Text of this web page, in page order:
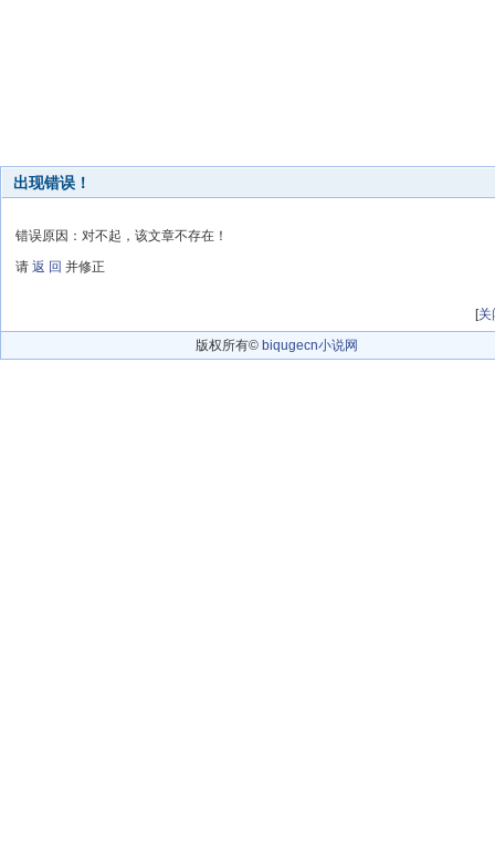
出现错误！
错误原因：对不起，该文章不存在！
请 返 回 并修正
[关
版权所有© biqugecn小说网